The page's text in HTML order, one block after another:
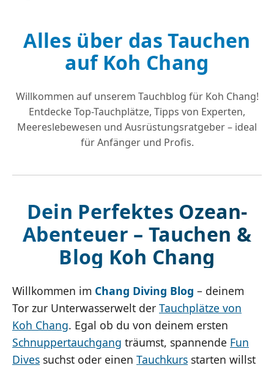
Alles über das Tauchen
auf Koh Chang
Willkommen auf unserem Tauchblog für Koh Chang!
Entdecke Top-Tauchplätze, Tipps von Experten,
Meereslebewesen und Ausrüstungsratgeber – ideal
für Anfänger und Profis.
Dein Perfektes Ozean-
Abenteuer – Tauchen &
Blog Koh Chang
Willkommen im Chang Diving Blog – deinem
Tor zur Unterwasserwelt der Tauchplätze von
Koh Chang. Egal ob du von deinem ersten
Schnuppertauchgang träumst, spannende Fun
Dives suchst oder einen Tauchkurs starten willst